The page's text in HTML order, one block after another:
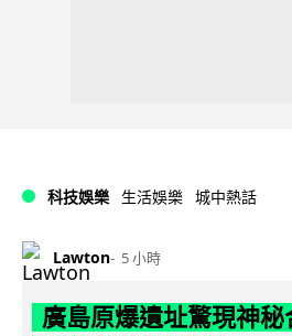
科技娛樂 生活娛樂 城中熱話
Lawton 5 小時
廣島原爆遺址驚現神